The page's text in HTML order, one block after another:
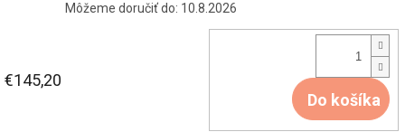
Môžeme doručiť do: 10.8.2026
€145,20
Do košíka